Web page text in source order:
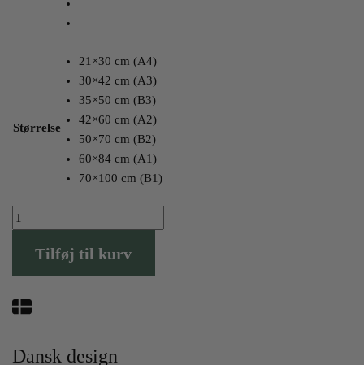
Størrelse
21×30 cm (A4)
30×42 cm (A3)
35×50 cm (B3)
42×60 cm (A2)
50×70 cm (B2)
60×84 cm (A1)
70×100 cm (B1)
Augustenborg
Plakaten
antalTilføj til kurv
Dansk design